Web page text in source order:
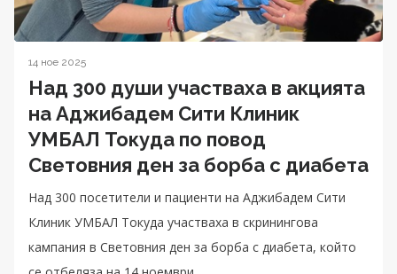
14 ное 2025
Над 300 души участваха в акцията
на Аджибадем Сити Клиник
УМБАЛ Токуда по повод
Световния ден за борба с диабета
Над 300 посетители и пациенти на Аджибадем Сити
Клиник УМБАЛ Токуда участваха в скринингова
кампания в Световния ден за борба с диабета, който